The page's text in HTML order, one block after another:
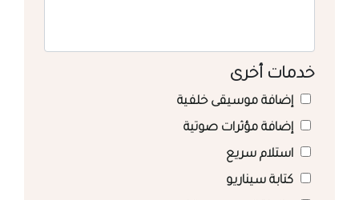
خدمات أخرى
إضافة موسيقى خلفية
إضافة مؤثرات صوتية
استلام سريع
كتابة سيناريو